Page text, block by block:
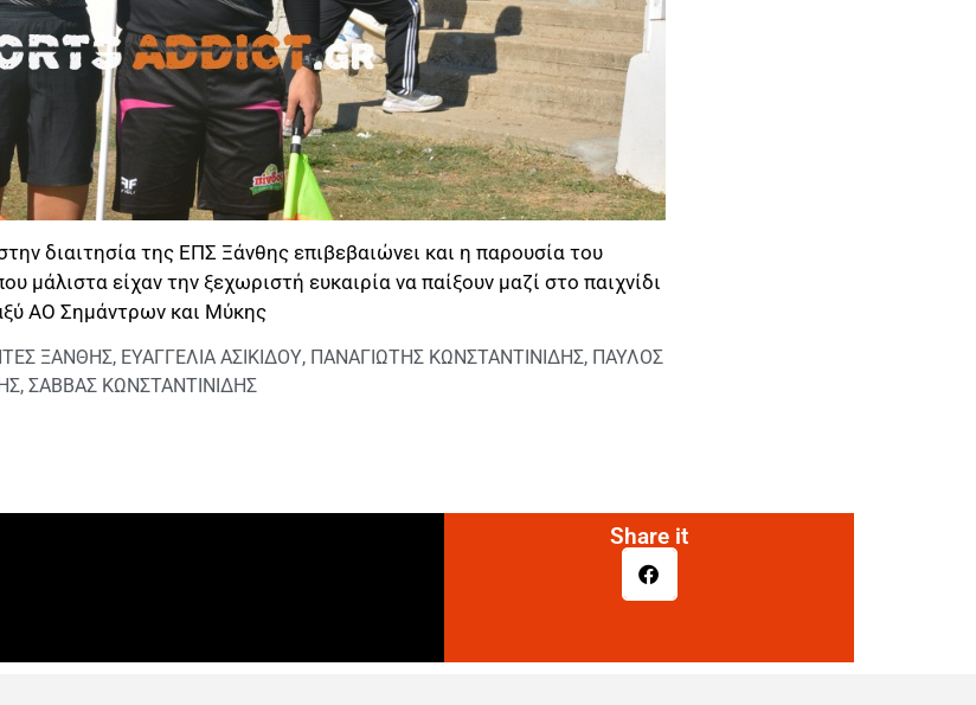
διαιτησία της ΕΠΣ Ξάνθης επιβεβαιώνει και η παρουσία του
μάλιστα είχαν την ξεχωριστή ευκαιρία να παίξουν μαζί στο παιχνίδι
ΑΟ Σημάντρων και Μύκης
ΞΑΝΘΗΣ, ΕΥΑΓΓΕΛΙΑ ΑΣΙΚΙΔΟΥ, ΠΑΝΑΓΙΩΤΗΣ ΚΩΝΣΤΑΝΤΙΝΙΔΗΣ, ΠΑΥΛΟΣ
, ΣΑΒΒΑΣ ΚΩΝΣΤΑΝΤΙΝΙΔΗΣ
Share it